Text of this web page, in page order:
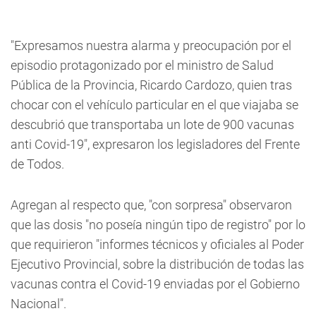
"Expresamos nuestra alarma y preocupación por el
episodio protagonizado por el ministro de Salud
Pública de la Provincia, Ricardo Cardozo, quien tras
chocar con el vehículo particular en el que viajaba se
descubrió que transportaba un lote de 900 vacunas
anti Covid-19", expresaron los legisladores del Frente
de Todos.
Agregan al respecto que, "con sorpresa" observaron
que las dosis "no poseía ningún tipo de registro" por lo
que requirieron "informes técnicos y oficiales al Poder
Ejecutivo Provincial, sobre la distribución de todas las
vacunas contra el Covid-19 enviadas por el Gobierno
Nacional".